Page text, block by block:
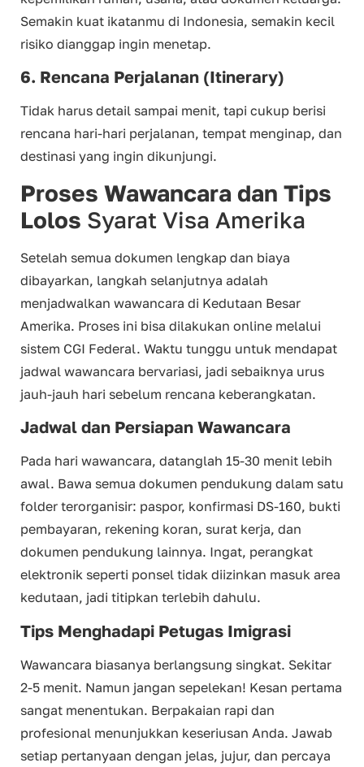
Semakin kuat ikatanmu di Indonesia, semakin kecil
risiko dianggap ingin menetap.
6. Rencana Perjalanan (Itinerary)
Tidak harus detail sampai menit, tapi cukup berisi
rencana hari-hari perjalanan, tempat menginap, dan
destinasi yang ingin dikunjungi.
Proses Wawancara dan Tips
Lolos Syarat Visa Amerika
Setelah semua dokumen lengkap dan biaya
dibayarkan, langkah selanjutnya adalah
menjadwalkan wawancara di Kedutaan Besar
Amerika. Proses ini bisa dilakukan online melalui
sistem CGI Federal. Waktu tunggu untuk mendapat
jadwal wawancara bervariasi, jadi sebaiknya urus
jauh-jauh hari sebelum rencana keberangkatan.
Jadwal dan Persiapan Wawancara
Pada hari wawancara, datanglah 15-30 menit lebih
awal. Bawa semua dokumen pendukung dalam satu
folder terorganisir: paspor, konfirmasi DS-160, bukti
pembayaran, rekening koran, surat kerja, dan
dokumen pendukung lainnya. Ingat, perangkat
elektronik seperti ponsel tidak diizinkan masuk area
kedutaan, jadi titipkan terlebih dahulu.
Tips Menghadapi Petugas Imigrasi
Wawancara biasanya berlangsung singkat. Sekitar
2-5 menit. Namun jangan sepelekan! Kesan pertama
sangat menentukan. Berpakaian rapi dan
profesional menunjukkan keseriusan Anda. Jawab
setiap pertanyaan dengan jelas, jujur, dan percaya